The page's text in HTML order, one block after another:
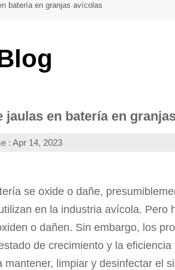
batería en granjas avícolas
jaulas en batería en
: Apr 14, 2023
se oxide o dañe,
en la industria avícola. Pero
o dañen. Sin embargo, los
de crecimiento y la
limpiar y desinfectar el